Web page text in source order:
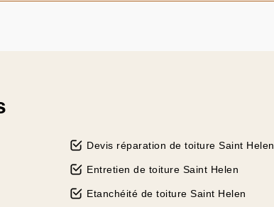
Devis réparation de toiture Saint Helen
Entretien de toiture Saint Helen
Etanchéité de toiture Saint Helen